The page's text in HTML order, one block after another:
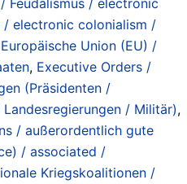
electronic colonialism /
Union (EU) /
, Executive Orders /
(Präsidenten /
/ Militär),
/ außerordentlich gute
/ associated /
Kriegskoalitionen /